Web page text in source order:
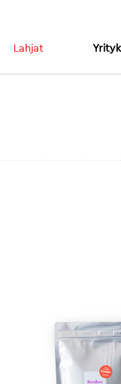
Lahjat